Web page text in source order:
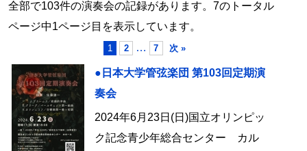
全部で103件の演奏会の記録があります。7のトータル
ページ中1ページ目を表示しています。
1 2 … 7 次 »
●日本大学管弦楽団 第103回定期演
奏会
2024年6月23日(日)国立オリンピッ
ク記念青少年総合センター カル